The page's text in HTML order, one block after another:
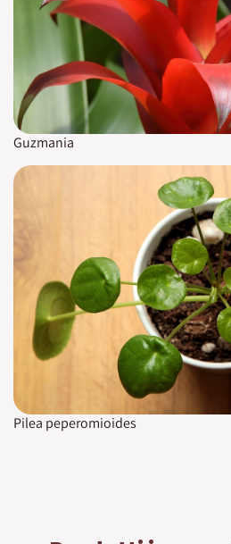
Guzmania
Pilea peperomioides